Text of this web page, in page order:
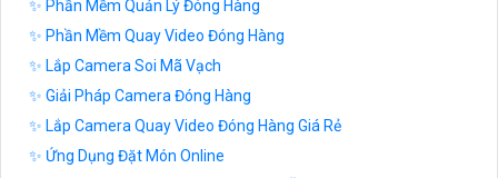
✨ Phần Mềm Quản Lý Đóng Hàng
✨ Phần Mềm Quay Video Đóng Hàng
✨ Lắp Camera Soi Mã Vạch
✨ Giải Pháp Camera Đóng Hàng
✨ Lắp Camera Quay Video Đóng Hàng Giá Rẻ
✨ Ứng Dụng Đặt Món Online